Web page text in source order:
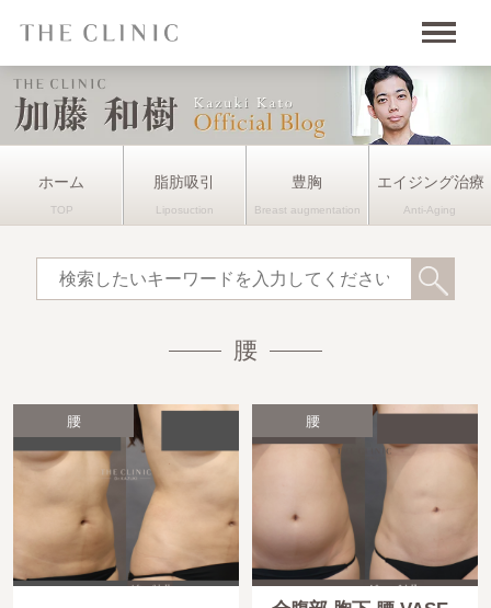
ホーム 脂肪吸引 豊胸 エイジング治療
腰
腰 腰